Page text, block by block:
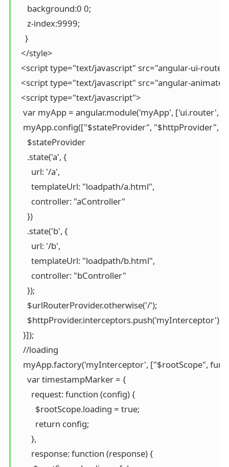
     background:0 0;
     z-index:9999;
    }
  </style>
<script type="text/javascript" src="angular-ui-
<script type="text/javascript" src="angular-
  <script type="text/javascript">
var myApp = angular.module('myApp', ['ui.router',
myApp.config(["$stateProvider", "$httpProvider",
     $stateProvider
     .state('a', {
       url: '/a',
       templateUrl: "loadpath/a.html",
       controller: "aController"
     })
     .state('b', {
       url: '/b',
       templateUrl: "loadpath/b.html",
       controller: "bController"
     });
     $urlRouterProvider.otherwise('/');
     $httpProvider.interceptors.push('myInterceptor');
   }]);
   //loading
myApp.factory('myInterceptor', ["$rootScope",
     var timestampMarker = {
       request: function (config) {
         $rootScope.loading = true;
         return config;
       },
       response: function (response) {